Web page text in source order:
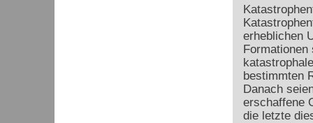
erheblichen
bestimmten
Danach
erschaffene
die letzte